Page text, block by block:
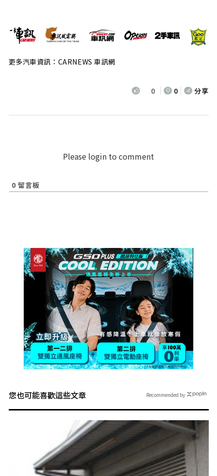
更多汽車資訊：CARNEWS 車訊網
0 0 分享
Please login to comment
0 留言板
您也可能喜歡這些文章 Recommended by